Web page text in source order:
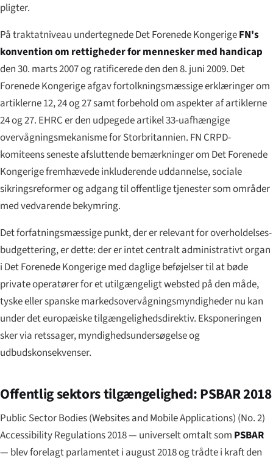
pligter.
På traktatniveau undertegnede Det Forenede KongerigeFN's
konvention om rettigheder for mennesker med handicap
den 30. marts 2007 og ratificerede den den 8. juni 2009. Det
Forenede Kongerige afgav fortolkningsmæssige erklæringer om
artiklerne 12, 24 og 27 samt forbehold om aspekter af artiklerne
24 og 27. EHRC er den udpegede artikel 33-uafhængige
overvågningsmekanisme for Storbritannien. FN CRPD-
komiteens seneste afsluttende bemærkninger om Det Forenede
Kongerige fremhævede inkluderende uddannelse, sociale
sikringsreformer og adgang til offentlige tjenester som områder
med vedvarende bekymring.
Det forfatningsmæssige punkt, der er relevant for overholdelses-
budgettering, er dette: der er intet centralt administrativt organ
i Det Forenede Kongerige med daglige beføjelser til at bøde
private operatører for et utilgængeligt websted på den måde,
tyske eller spanske markedsovervågningsmyndigheder nu kan
under det europæiske tilgængelighedsdirektiv. Eksponeringen
sker via retssager, myndighedsundersøgelse og
udbudskonsekvenser.
Offentlig sektors tilgængelighed: PSBAR 2018
Public Sector Bodies (Websites and Mobile Applications) (No. 2)
Accessibility Regulations 2018 — universelt omtalt som PSBAR
— blev forelagt parlamentet i august 2018 og trådte i kraft den